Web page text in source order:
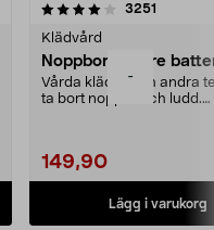
-
3251
Klädvård
Noppborttagare
Vårda kläder och andra
ta bort noppor och ludd.
149,90
Lägg i varukorg
4.5av 5 stjärnor